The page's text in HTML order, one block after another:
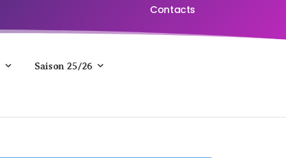
Contacts
Saison 25/26